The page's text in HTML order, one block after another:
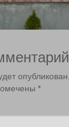
опубликован.
*